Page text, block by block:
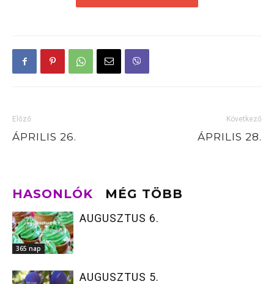
Előző
ÁPRILIS 26.
Következő
ÁPRILIS 28.
HASONLÓK MÉG TÖBB
365 nap
AUGUSZTUS 6.
AUGUSZTUS 5.